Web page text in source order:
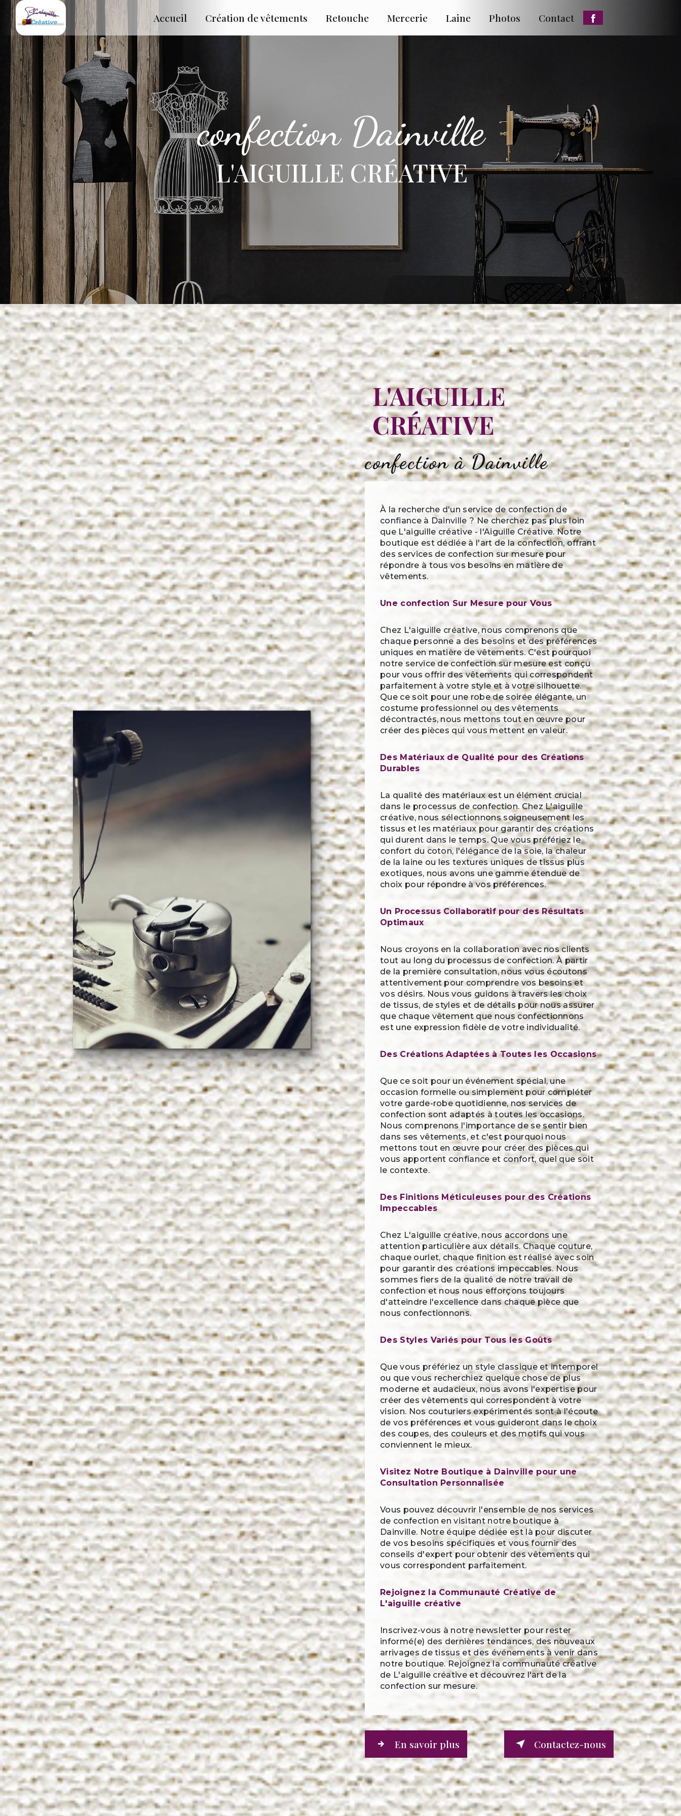
Accueil Création de vêtements Retouche Mercerie Laine Photos Contact
confection Dainville
L'AIGUILLE CRÉATIVE
L'AIGUILLE
CRÉATIVE
confection à Dainville
À la recherche d'un service de confection de
confiance à Dainville ? Ne cherchez pas plus loin
que L'aiguille créative - l'Aiguille Créative. Notre
boutique est dédiée à l'art de la confection, offrant
des services de confection sur mesure pour
répondre à tous vos besoins en matière de
vêtements.
Une confection Sur Mesure pour Vous
Chez L'aiguille créative, nous comprenons que
chaque personne a des besoins et des préférences
uniques en matière de vêtements. C'est pourquoi
notre service de confection sur mesure est conçu
pour vous offrir des vêtements qui correspondent
parfaitement à votre style et à votre silhouette.
Que ce soit pour une robe de soirée élégante, un
costume professionnel ou des vêtements
décontractés, nous mettons tout en œuvre pour
créer des pièces qui vous mettent en valeur.
Des Matériaux de Qualité pour des Créations
Durables
La qualité des matériaux est un élément crucial
dans le processus de confection. Chez L'aiguille
créative, nous sélectionnons soigneusement les
tissus et les matériaux pour garantir des créations
qui durent dans le temps. Que vous préfériez le
confort du coton, l'élégance de la soie, la chaleur
de la laine ou les textures uniques de tissus plus
exotiques, nous avons une gamme étendue de
choix pour répondre à vos préférences.
Un Processus Collaboratif pour des Résultats
Optimaux
Nous croyons en la collaboration avec nos clients
tout au long du processus de confection. À partir
de la première consultation, nous vous écoutons
attentivement pour comprendre vos besoins et
vos désirs. Nous vous guidons à travers les choix
de tissus, de styles et de détails pour nous assurer
que chaque vêtement que nous confectionnons
est une expression fidèle de votre individualité.
Des Créations Adaptées à Toutes les Occasions
Que ce soit pour un événement spécial, une
occasion formelle ou simplement pour compléter
votre garde-robe quotidienne, nos services de
confection sont adaptés à toutes les occasions.
Nous comprenons l'importance de se sentir bien
dans ses vêtements, et c'est pourquoi nous
mettons tout en œuvre pour créer des pièces qui
vous apportent confiance et confort, quel que soit
le contexte.
Des Finitions Méticuleuses pour des Créations
Impeccables
Chez L'aiguille créative, nous accordons une
attention particulière aux détails. Chaque couture,
chaque ourlet, chaque finition est réalisé avec soin
pour garantir des créations impeccables. Nous
sommes fiers de la qualité de notre travail de
confection et nous nous efforçons toujours
d'atteindre l'excellence dans chaque pièce que
nous confectionnons.
Des Styles Variés pour Tous les Goûts
Que vous préfériez un style classique et intemporel
ou que vous recherchiez quelque chose de plus
moderne et audacieux, nous avons l'expertise pour
créer des vêtements qui correspondent à votre
vision. Nos couturiers expérimentés sont à l'écoute
de vos préférences et vous guideront dans le choix
des coupes, des couleurs et des motifs qui vous
conviennent le mieux.
Visitez Notre Boutique à Dainville pour une
Consultation Personnalisée
Vous pouvez découvrir l'ensemble de nos services
de confection en visitant notre boutique à
Dainville. Notre équipe dédiée est là pour discuter
de vos besoins spécifiques et vous fournir des
conseils d'expert pour obtenir des vêtements qui
vous correspondent parfaitement.
Rejoignez la Communauté Créative de
L'aiguille créative
Inscrivez-vous à notre newsletter pour rester
informé(e) des dernières tendances, des nouveaux
arrivages de tissus et des événements à venir dans
notre boutique. Rejoignez la communauté créative
de L'aiguille créative et découvrez l'art de la
confection sur mesure.
En savoir plus Contactez-nous
Panneau de gestion des cookies